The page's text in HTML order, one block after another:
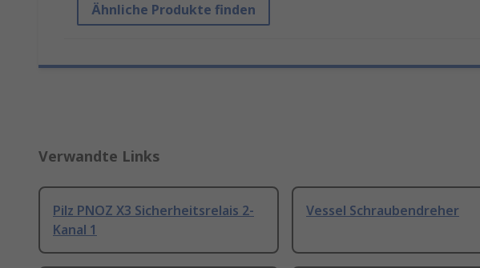
Ähnliche Produkte finden
Verwandte Links
Pilz PNOZ X3 Sicherheitsrelais 2-
Kanal 1
Vessel Schraubendreher